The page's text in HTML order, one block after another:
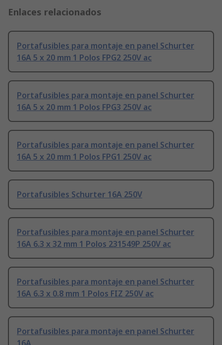
Enlaces relacionados
Portafusibles para montaje en panel Schurter
16A 5 x 20 mm 1 Polos FPG2 250V ac
Portafusibles para montaje en panel Schurter
16A 5 x 20 mm 1 Polos FPG3 250V ac
Portafusibles para montaje en panel Schurter
16A 5 x 20 mm 1 Polos FPG1 250V ac
Portafusibles Schurter 16A 250V
Portafusibles para montaje en panel Schurter
16A 6.3 x 32 mm 1 Polos 231549P 250V ac
Portafusibles para montaje en panel Schurter
16A 6.3 x 0.8 mm 1 Polos FIZ 250V ac
Portafusibles para montaje en panel Schurter